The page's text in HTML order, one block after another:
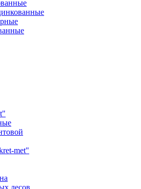
met"
лесов